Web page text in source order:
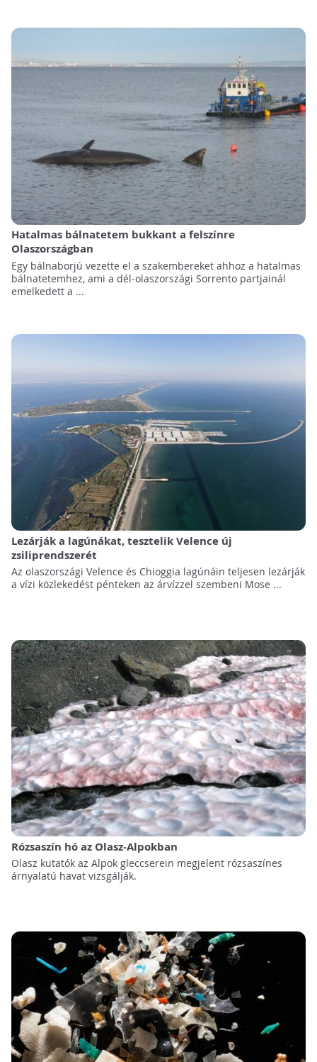
Hatalmas bálnatetem bukkant a felszínre
Olaszországban
Egy bálnaborjú vezette el a szakembereket ahhoz a hatalmas
bálnatetemhez, ami a dél-olaszországi Sorrento partjainál
emelkedett a ...
Lezárják a lagúnákat, tesztelik Velence új
zsiliprendszerét
Az olaszországi Velence és Chioggia lagúnáin teljesen lezárják
a vízi közlekedést pénteken az árvízzel szembeni Mose ...
Rózsaszín hó az Olasz-Alpokban
Olasz kutatók az Alpok gleccserein megjelent rózsaszínes
árnyalatú havat vizsgálják.